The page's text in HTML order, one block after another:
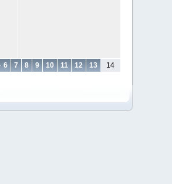
6 7 8 9 10 11 12 13 14